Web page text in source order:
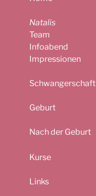
Natalis
Team
Infoabend
Impressionen
Schwangerschaft
Geburt
Nach der Geburt
Kurse
Links